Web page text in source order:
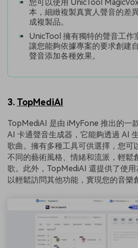
您可以使用 UnicTool
本，細緻複製真實人聲音的差
成複製品。
UnicTool 擁有獨特的聲音工作
讓您能夠依據專案的要求創建
聲音添加各種效果。
3. TopMediAI
TopMediAI 是由 iMyFone 推出的一
AI 卡通聲音生成器，它能夠透過 AI
歌曲。擁有多種工具可供選擇，您可
不同的藝術風格、情緒和流派，輕鬆
歌。此外，TopMediAI 還提供了使
以輕鬆訪問其他功能，實現您的音樂